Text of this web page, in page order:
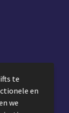
te
en
we